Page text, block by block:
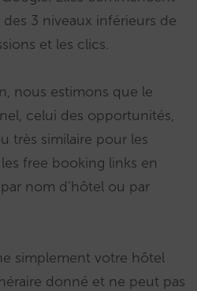
3 niveaux inférieurs de
et les clics.
nous estimons que le
celui des opportunités,
très similaire pour les
free booking links en
nom d’hôtel ou par
simplement votre hôtel
donné et ne peut pas